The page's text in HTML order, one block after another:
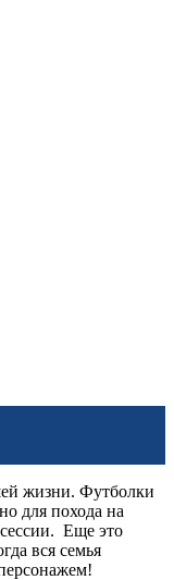
жизни. Футболки
для похода на
Еще это
вся семья